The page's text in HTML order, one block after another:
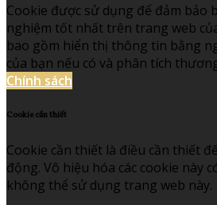
Cookie được sử dụng để đảm bảo
nghiệm tốt nhất trên trang web
bao gồm hiển thị thông tin bằng
của bạn nếu có và phân tích
Chính sách
Cookie cần thiết
Cookie cần thiết là điều cần thiết
động. Vô hiệu hóa các cookie này
không thể sử dụng trang web này.